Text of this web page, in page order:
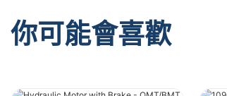
你可能會喜歡